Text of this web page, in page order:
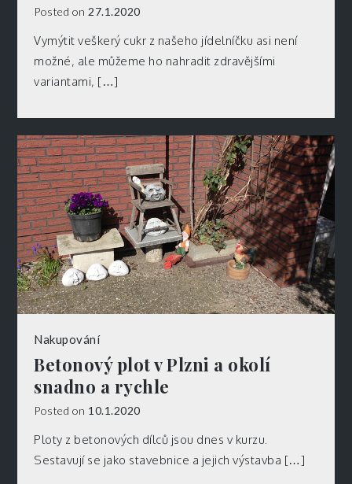
Posted on 27.1.2020
Vymýtit veškerý cukr z našeho jídelníčku asi není
možné, ale můžeme ho nahradit zdravějšími
variantami, […]
Nakupování
Betonový plot v Plzni a okolí
snadno a rychle
Posted on 10.1.2020
Ploty z betonových dílců jsou dnes v kurzu.
Sestavují se jako stavebnice a jejich výstavba […]